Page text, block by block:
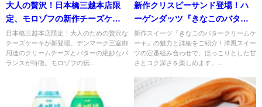
大人の贅沢！日本橋三越本店限
定、モロゾフの新作チーズケー
キが登場
日本橋三越本店限定！大人のための贅沢な
チーズケーキが新登場。デンマーク王室御
用達のクリームチーズとバターの絶妙なバ
ランスが特徴。モロゾフの伝...
新作クリスピーサンド登場！ハ
ーゲンダッツ『きなこのバター
クリームケーキ』の味や値段
は？
新作スイーツ『きなこのバタークリームケ
ーキ』の魅力と詳細をご紹介！洋風スイー
ツの定番組み合わせで、ほっこりとした甘
さとコク深さを楽しめます。...